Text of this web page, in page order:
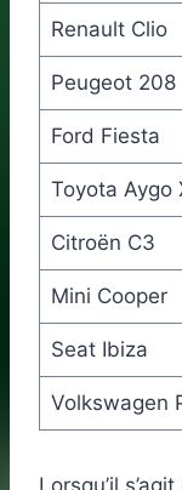
Renault Clio
Peugeot 208
Ford Fiesta
Toyota Aygo
Citroën C3
Mini Cooper
Seat Ibiza
Volkswagen